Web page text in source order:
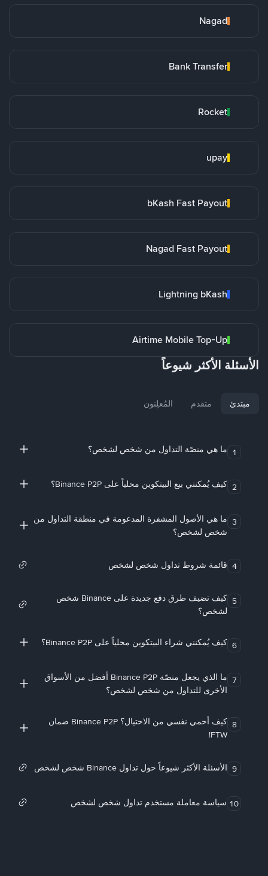
Nagad
Bank Transfer
Rocket
upay
bKash Fast Payout
Nagad Fast Payout
Lightning bKash
Airtime Mobile Top-Up
الأسئلة الأكثر شيوعاً
مبتدئ متقدم المُعلِنون
1 ما هي منصّة التداول من شخص لشخص؟
2 كيف يُمكنني بيع البيتكوين محلياً على Binance P2P؟
3 ما هي الأصول المشفرة المدعومة في منطقة التداول من
شخص لشخص؟
4 قائمة شروط تداول شخص لشخص
5
كيف تضيف طرق دفع جديدة على Binance شخص
لشخص؟
6 كيف يُمكنني شراء البيتكوين محلياً على Binance P2P؟
7
ما الذي يجعل منصّة Binance P2P أفضل من الأسواق
الأخرى للتداول من شخص لشخص؟
8
كيف أحمي نفسي من الاحتيال؟ Binance P2P ضمان
FTW!
9 الأسئلة الأكثر شيوعاً حول تداول Binance شخص لشخص
10 سياسة معاملة مستخدم تداول شخص لشخص